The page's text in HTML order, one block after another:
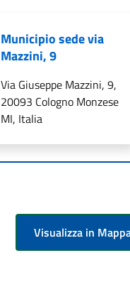
Municipio sede via
Mazzini, 9
Via Giuseppe Mazzini, 9,
20093 Cologno Monzese
MI, Italia
Visualizza in